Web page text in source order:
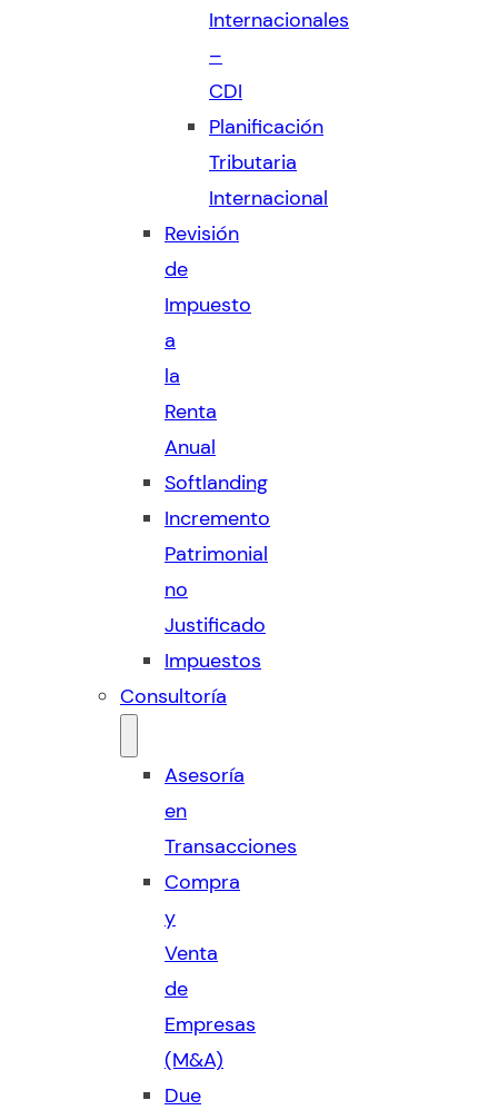
Internacionales
–
CDI
Planificación
Tributaria
Internacional
Revisión
de
Impuesto
a
la
Renta
Anual
Softlanding
Incremento
Patrimonial
no
Justificado
Impuestos
Consultoría
Asesoría
en
Transacciones
Compra
y
Venta
de
Empresas
(M&A)
Due